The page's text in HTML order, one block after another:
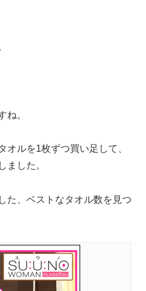
ね。
オルを1枚ずつ買い足して、
ました。
た、ベストなタオル数を見つ